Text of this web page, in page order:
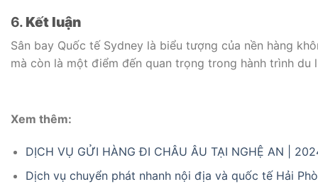
6. Kết luận
Sân bay Quốc tế Sydney là biểu tượng của nền hàng
mà còn là một điểm đến quan trọng trong hành trình du
Xem thêm:
DỊCH VỤ GỬI HÀNG ĐI CHÂU ÂU TẠI NGHỆ AN |
Dịch vụ chuyển phát nhanh nội địa và quốc tế Hải